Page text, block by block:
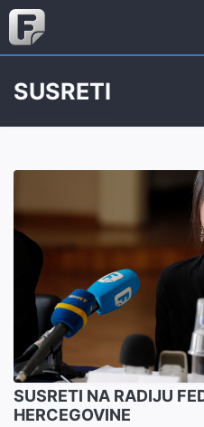
SUSRETI
SUSRETI NA RADIJU
HERCEGOVINE